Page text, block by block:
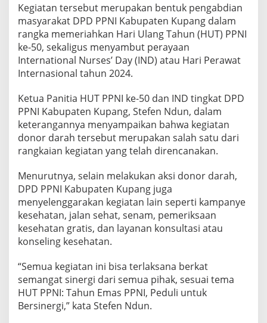
Kegiatan tersebut merupakan bentuk pengabdian
masyarakat DPD PPNI Kabupaten Kupang dalam
rangka memeriahkan Hari Ulang Tahun (HUT) PPNI
ke-50, sekaligus menyambut perayaan
International Nurses’ Day (IND) atau Hari Perawat
Internasional tahun 2024.
Ketua Panitia HUT PPNI ke-50 dan IND tingkat DPD
PPNI Kabupaten Kupang, Stefen Ndun, dalam
keterangannya menyampaikan bahwa kegiatan
donor darah tersebut merupakan salah satu dari
rangkaian kegiatan yang telah direncanakan.
Menurutnya, selain melakukan aksi donor darah,
DPD PPNI Kabupaten Kupang juga
menyelenggarakan kegiatan lain seperti kampanye
kesehatan, jalan sehat, senam, pemeriksaan
kesehatan gratis, dan layanan konsultasi atau
konseling kesehatan.
“Semua kegiatan ini bisa terlaksana berkat
semangat sinergi dari semua pihak, sesuai tema
HUT PPNI: Tahun Emas PPNI, Peduli untuk
Bersinergi,” kata Stefen Ndun.